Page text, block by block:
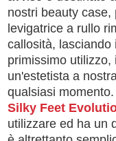
nostri beauty case,
levigatrice a rullo
callosità, lasciando
primissimo
un'estetista a
qualsiasi momento.
Silky Feet
utilizzare ed ha un